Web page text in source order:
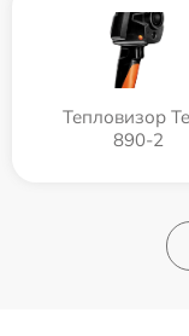
Тепловизор
890-2